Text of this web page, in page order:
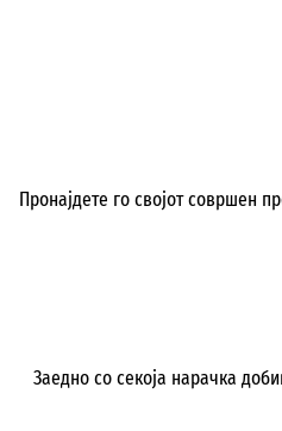
Пронајдете го својот совршен
Заедно со секоја нарачка